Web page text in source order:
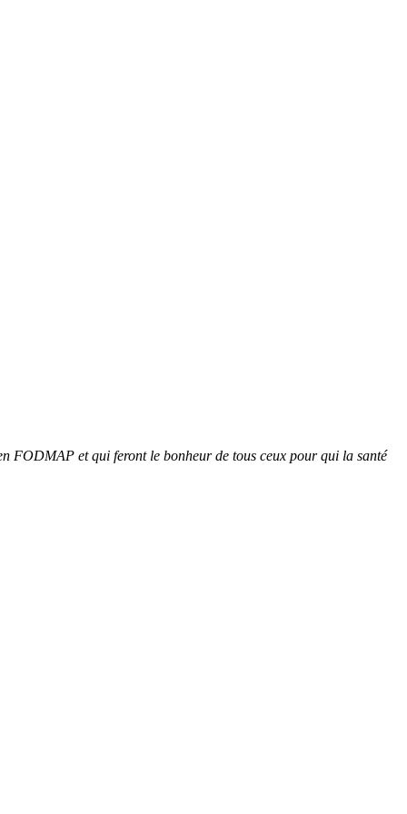
FODMAP et qui feront le bonheur de tous ceux pour qui la santé